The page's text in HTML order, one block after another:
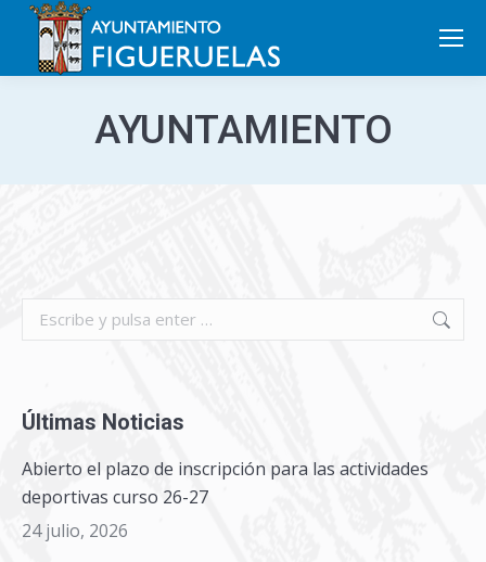
Search:
AYUNTAMIENTO
Search:
Últimas Noticias
Abierto el plazo de inscripción para las actividades
deportivas curso 26-27
24 julio, 2026